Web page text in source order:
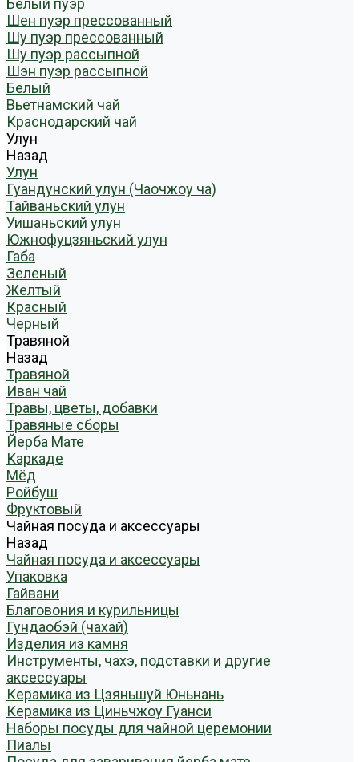
Белый пуэр
Шен пуэр прессованный
Шу пуэр прессованный
Шу пуэр рассыпной
Шэн пуэр рассыпной
Белый
Вьетнамский чай
Краснодарский чай
Улун
Назад
Улун
Гуандунский улун (Чаочжоу ча)
Тайваньский улун
Уишаньский улун
Южнофуцзяньский улун
Габа
Зеленый
Желтый
Красный
Черный
Травяной
Назад
Травяной
Иван чай
Травы, цветы, добавки
Травяные сборы
Йерба Мате
Каркаде
Мёд
Ройбуш
Фруктовый
Чайная посуда и аксессуары
Назад
Чайная посуда и аксессуары
Упаковка
Гайвани
Благовония и курильницы
Гундаобэй (чахай)
Изделия из камня
Инструменты, чахэ, подставки и другие
аксессуары
Керамика из Цзяньшуй Юньнань
Керамика из Циньчжоу Гуанси
Наборы посуды для чайной церемонии
Пиалы